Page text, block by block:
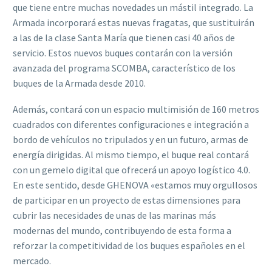
que tiene entre muchas novedades un mástil integrado. La
Armada incorporará estas nuevas fragatas, que sustituirán
a las de la clase Santa María que tienen casi 40 años de
servicio. Estos nuevos buques contarán con la versión
avanzada del programa SCOMBA, característico de los
buques de la Armada desde 2010.
Además, contará con un espacio multimisión de 160 metros
cuadrados con diferentes configuraciones e integración a
bordo de vehículos no tripulados y en un futuro, armas de
energía dirigidas. Al mismo tiempo, el buque real contará
con un gemelo digital que ofrecerá un apoyo logístico 4.0.
En este sentido, desde GHENOVA «estamos muy orgullosos
de participar en un proyecto de estas dimensiones para
cubrir las necesidades de unas de las marinas más
modernas del mundo, contribuyendo de esta forma a
reforzar la competitividad de los buques españoles en el
mercado.